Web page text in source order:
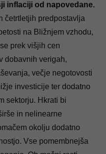
inflaciji od napovedane.
četrtletjih predpostavlja
na Bližnjem vzhodu,
prek višjih cen
dobavnih verigah,
večje negotovosti
investicije ter dodatno
sektorju. Hkrati bi
in nelinearne
okolju dodatno
Vse pomembnejša